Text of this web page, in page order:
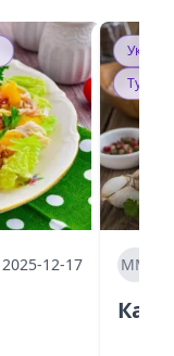
2025-12-17 ММ